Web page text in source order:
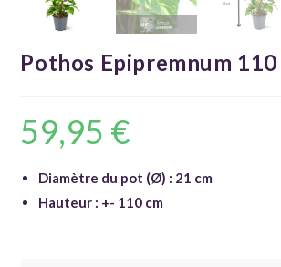
Pothos Epipremnum 110
59,95 €
Diamètre du pot (Ø) : 21 cm
Hauteur : +- 110 cm